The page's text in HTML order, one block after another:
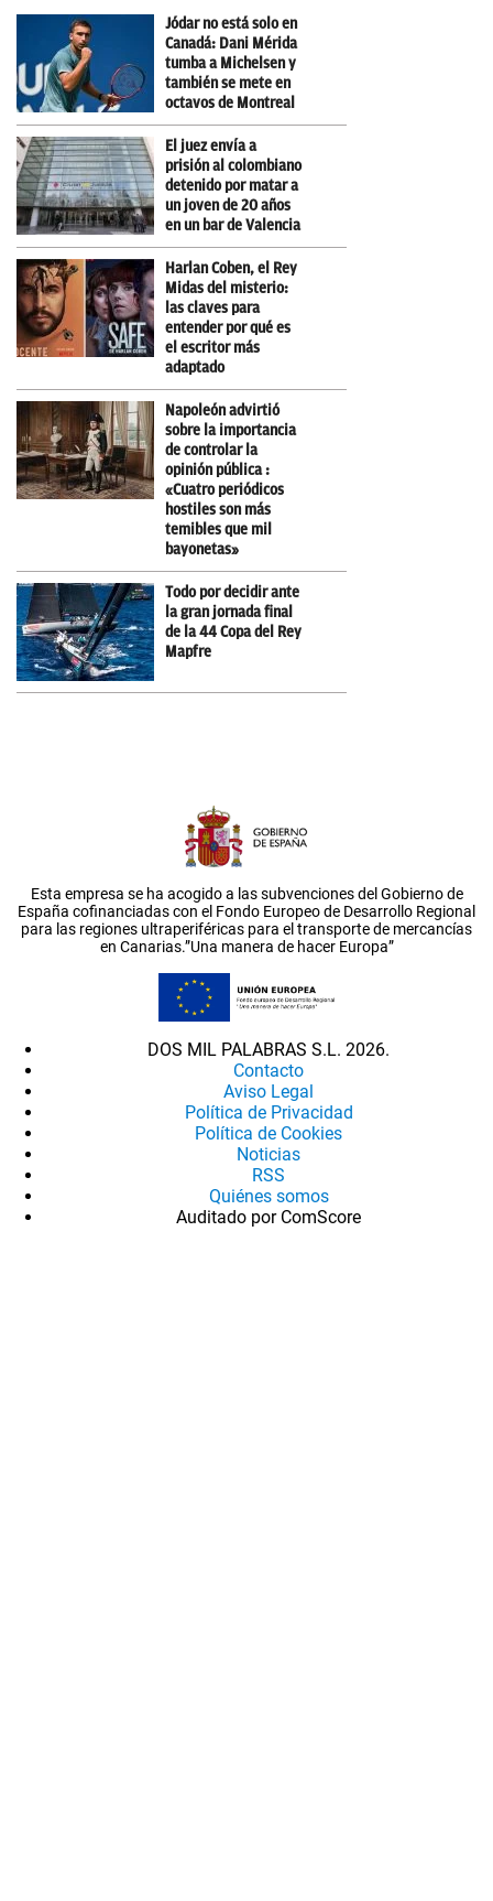
Jódar no está solo en
Canadá: Dani Mérida
tumba a Michelsen y
también se mete en
octavos de Montreal
El juez envía a
prisión al colombiano
detenido por matar a
un joven de 20 años
en un bar de Valencia
Harlan Coben, el Rey
Midas del misterio:
las claves para
entender por qué es
el escritor más
adaptado
Napoleón advirtió
sobre la importancia
de controlar la
opinión pública :
«Cuatro periódicos
hostiles son más
temibles que mil
bayonetas»
Todo por decidir ante
la gran jornada final
de la 44 Copa del Rey
Mapfre
Esta empresa se ha acogido a las subvenciones del Gobierno de
España cofinanciadas con el Fondo Europeo de Desarrollo Regional
para las regiones ultraperiféricas para el transporte de mercancías
en Canarias.”Una manera de hacer Europa”
DOS MIL PALABRAS S.L. 2026.
Contacto
Aviso Legal
Política de Privacidad
Política de Cookies
Noticias
RSS
Quiénes somos
Auditado por ComScore